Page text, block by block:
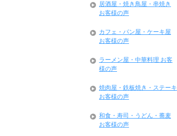
居酒屋・焼き鳥屋・串焼き
お客様の声
カフェ・パン屋・ケーキ屋
お客様の声
ラーメン屋・中華料理 お客
様の声
焼肉屋・鉄板焼き・ステーキ
お客様の声
和食・寿司・うどん・蕎麦
お客様の声